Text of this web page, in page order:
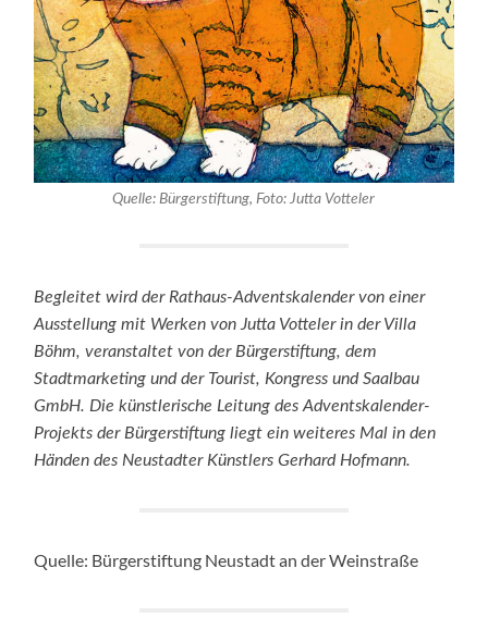
Quelle: Bürgerstiftung, Foto: Jutta Votteler
Begleitet wird der Rathaus-Adventskalender von einer
Ausstellung mit Werken von Jutta Votteler in der Villa
Böhm, veranstaltet von der Bürgerstiftung, dem
Stadtmarketing und der Tourist, Kongress und Saalbau
GmbH. Die künstlerische Leitung des Adventskalender-
Projekts der Bürgerstiftung liegt ein weiteres Mal in den
Händen des Neustadter Künstlers Gerhard Hofmann.
Quelle: Bürgerstiftung Neustadt an der Weinstraße